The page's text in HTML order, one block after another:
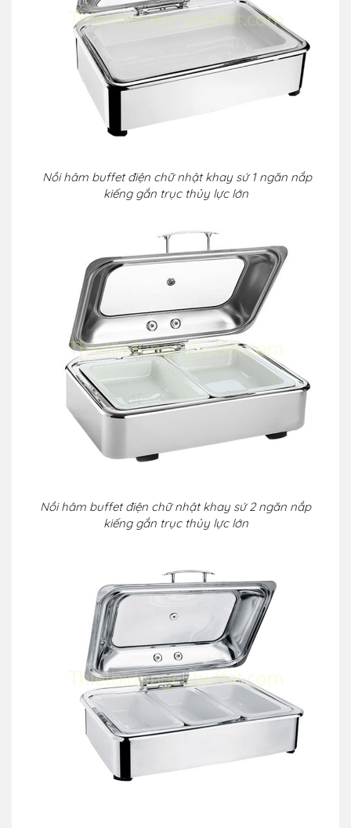
Nồi hâm buffet điện chữ nhật khay sứ 1 ngăn nắp
kiếng gắn trục thủy lực lớn
Nồi hâm buffet điện chữ nhật khay sứ 2 ngăn nắp
kiếng gắn trục thủy lực lớn